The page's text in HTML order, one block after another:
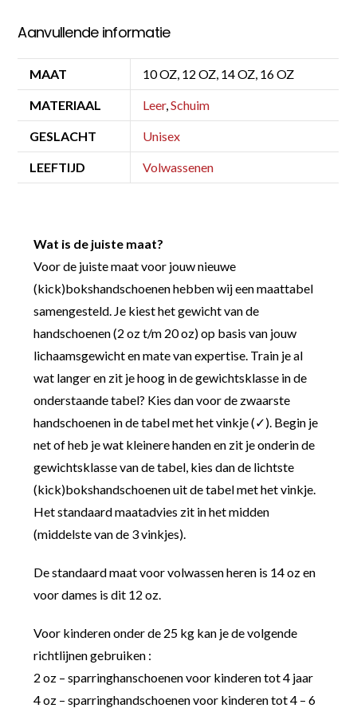
Aanvullende informatie
MAAT 10 OZ, 12 OZ, 14 OZ, 16 OZ
MATERIAAL Leer,Schuim
GESLACHT Unisex
LEEFTIJD Volwassenen
Wat is de juiste maat?
Voor de juiste maat voor jouw nieuwe
(kick)bokshandschoenen hebben wij een maattabel
samengesteld. Je kiest het gewicht van de
handschoenen (2 oz t/m 20 oz) op basis van jouw
lichaamsgewicht en mate van expertise. Train je al
wat langer en zit je hoog in de gewichtsklasse in de
onderstaande tabel? Kies dan voor de zwaarste
handschoenen in de tabel met het vinkje (✓). Begin je
net of heb je wat kleinere handen en zit je onderin de
gewichtsklasse van de tabel, kies dan de lichtste
(kick)bokshandschoenen uit de tabel met het vinkje.
Het standaard maatadvies zit in het midden
(middelste van de 3 vinkjes).
De standaard maat voor volwassen heren is 14 oz en
voor dames is dit 12 oz.
Voor kinderen onder de 25 kg kan je de volgende
richtlijnen gebruiken :
2 oz – sparringhanschoenen voor kinderen tot 4 jaar
4 oz – sparringhandschoenen voor kinderen tot 4 – 6